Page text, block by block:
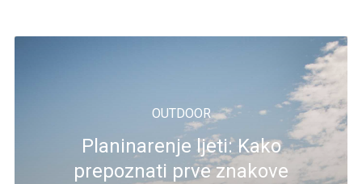
OUTDOOR
Planinarenje ljeti: Kako
prepoznati prve znakove